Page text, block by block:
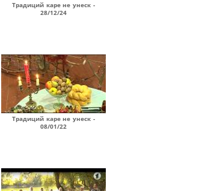
Традиций каре не унеск -
28/12/24
Традиций каре не унеск -
08/01/22